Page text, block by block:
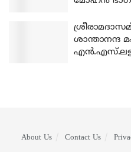
ശാന്താനന്ദ
About Us Contact Us